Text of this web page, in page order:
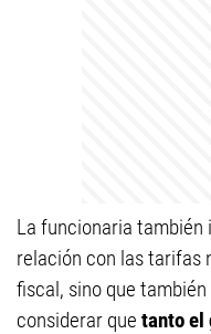
La funcionaria también
relación con las tarifas
fiscal, sino que también
considerar que tanto el